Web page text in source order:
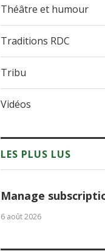
Théâtre et humour
Traditions RDC
Tribu
Vidéos
LES PLUS LUS
Manage
6 août 2026